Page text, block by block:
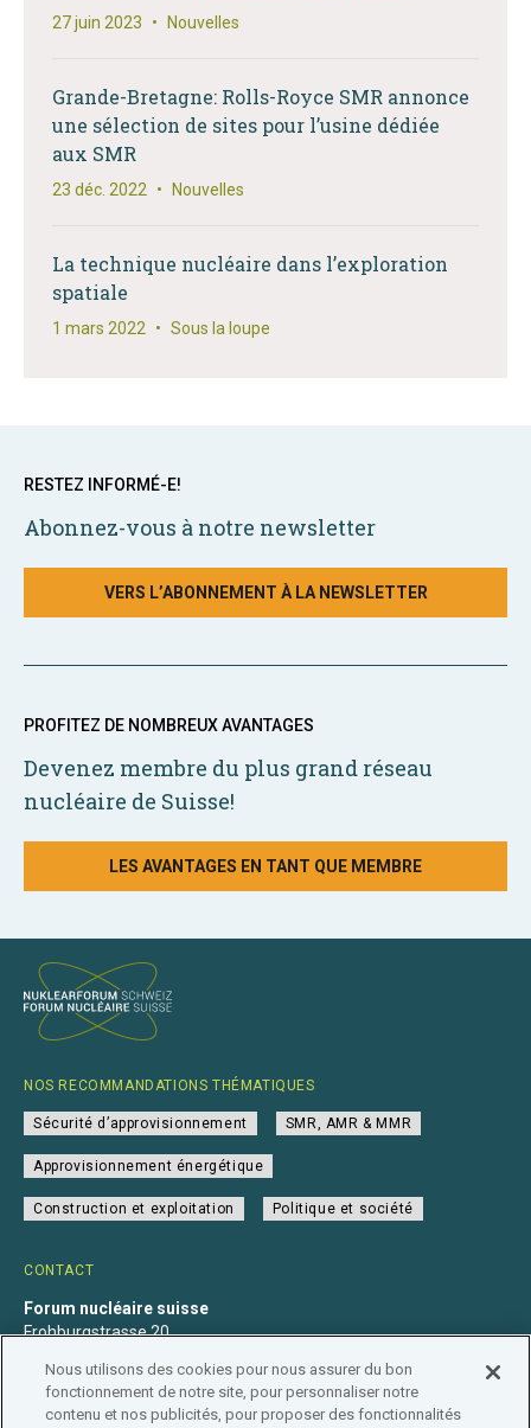
27 juin 2023 • Nouvelles
Grande-Bretagne: Rolls-Royce SMR annonce
une sélection de sites pour l’usine dédiée
aux SMR
23 déc. 2022 • Nouvelles
La technique nucléaire dans l’exploration
spatiale
1 mars 2022 • Sous la loupe
RESTEZ INFORMÉ-E!
Abonnez-vous à notre newsletter
VERS L’ABONNEMENT À LA NEWSLETTER
PROFITEZ DE NOMBREUX AVANTAGES
Devenez membre du plus grand réseau
nucléaire de Suisse!
LES AVANTAGES EN TANT QUE MEMBRE
CONTACT
Forum nucléaire suisse
Frohburgstrasse 20
+41 31 560 36 50
info@nuklearforum.ch
NOS RECOMMANDATIONS THÉMATIQUES
Sécurité d’approvisionnement SMR, AMR & MMR
Approvisionnement énergétique
Construction et exploitation Politique et société
Nous utilisons des cookies pour nous assurer du bon
fonctionnement de notre site, pour personnaliser notre
contenu et nos publicités, pour proposer des fonctionnalités